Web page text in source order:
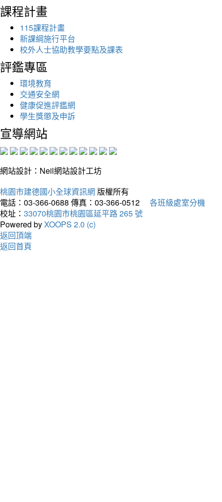
課程計畫
115課程計畫
新課綱施行平台
校外人士協助教學要點及課表
評鑑專區
環境教育
交通安全網
健康促進評鑑網
學生獎懲及申訴
宣導網站
網站設計：Neil網站設計工坊
桃園市建德國小全球資訊網 版權所有
電話：03-366-0688 傳真：03-366-0512
各班級處室分機
校址： 33070桃園市桃園區延平路 265 號
Powered byXOOPS 2.0 (c)
返回頂端
返回首頁